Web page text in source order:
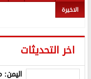
الاخيرة
اخر التحديثات